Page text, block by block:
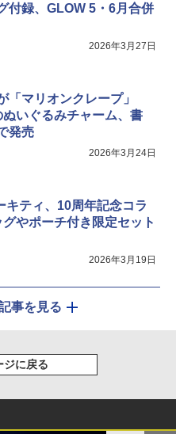
付録、GLOW 5・6月合併
2026年3月27日
「マリオンクレープ」
いぐるみチャーム、書
発売
2026年3月24日
キティ、10周年記念コラ
やポーチ付き限定セット
2026年3月19日
事を見る
ジに戻る